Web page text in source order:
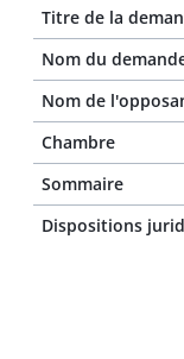
Titre de la
Nom du
Nom de
Chambre
Sommaire
Dispositions